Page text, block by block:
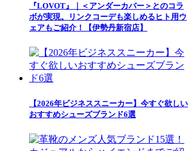
『LOVOT』｜＜アンダーカバー＞とのコラ
ボが実現。リンクコーデも楽しめるヒト用ウ
ェアもご紹介！【伊勢丹新宿店】
【2026年ビジネススニーカー】今すぐ欲しい
おすすめシューズブランド6選